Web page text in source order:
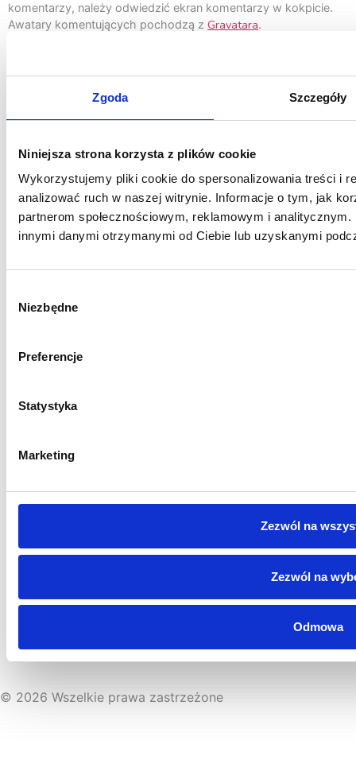
Zgoda Szczegóły
Niniejsza strona korzysta z plików cookie
Wykorzystujemy pliki cookie do spersonalizowania treści i
analizować ruch w naszej witrynie. Informacje o tym, jak
partnerom społecznościowym, reklamowym i
innymi danymi otrzymanymi od Ciebie lub uzyskanymi
zgody
Niezbędne
Preferencje
Statystyka
Marketing
Zezwól na
Zezwól na
Odmowa
komentarzy, należy odwiedzić ekran komentarzy w kokpicie.
Awatary komentujących pochodzą z Gravatara.
Dodaj komentarz
pola są oznaczone*
Komentarz*
Adres email
Zapamiętaj moje dane w tej przeglądarce podczas
pisania kolejnych komentarzy.
© 2026 Wszelkie prawa zastrzeżone